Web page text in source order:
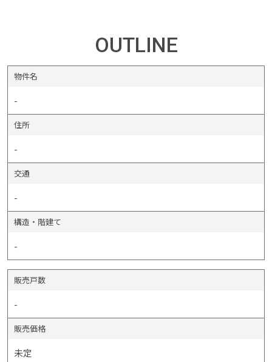
OUTLINE
物件名
-
住所
-
交通
-
構造・階建て
-
販売戸数
-
販売価格
未定